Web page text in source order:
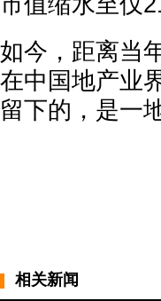
如今，距离当
在中国地产业
留下的，是一
相关新闻